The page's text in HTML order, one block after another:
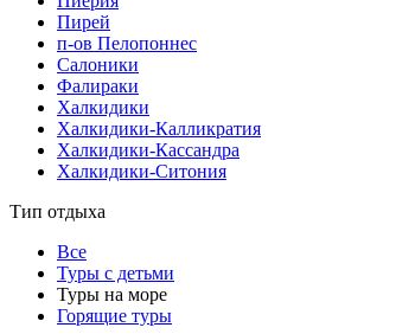
Пирей
п-ов Пелопоннес
Салоники
Фалираки
Халкидики
Халкидики-Калликратия
Халкидики-Кассандра
Халкидики-Ситония
Тип отдыха
Все
Туры с детьми
Туры на море
Горящие туры